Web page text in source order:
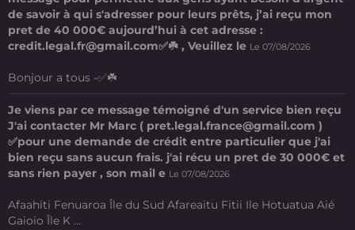
de savoir à qui s'adresser pour leurs prêts, j’ai reçu mon
pret de 40 000€ aujourd’hui à cet adresse :
credit.legal.fr@gmail.com✅☘️ , Veuillez le Le 07/08/2026
Bonjour a tous -✅☘️
Je viens par ce message témoigné d'un service bien reçu
J'ai contacter Mr Marc ( pret.legal.france@gmail.com )
✅pour une demande de crédit entre particulier que j'ai
bien reçu sans aucun frais. j'ai récu un pret de 30 000€ et
sans rien payer , son mail e Le 07/08/2026
Afaahiti Fenuaroa Île du Sud Afareaitu Fitii Ile Hotuatua Aié
Gaioio Île K ...